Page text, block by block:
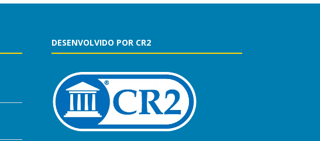
DESENVOLVIDO POR CR2